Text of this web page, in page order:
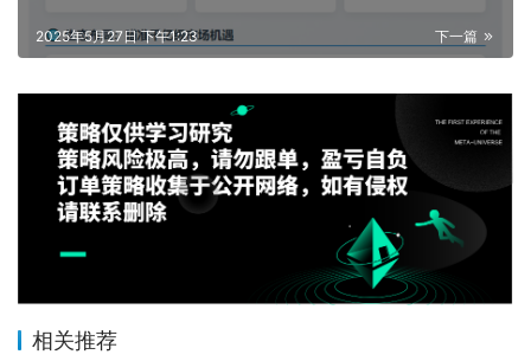
下一篇
2025年5月27日 下午1:23
相关推荐